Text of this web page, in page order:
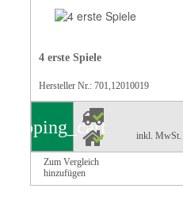
4 erste Spiele
Hersteller Nr.: 701,12010019
inkl. MwSt.
shopping_cart
Zum Vergleich
hinzufügen